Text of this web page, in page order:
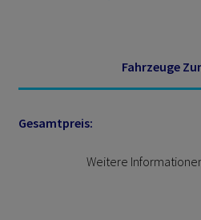
Fahrzeuge
Gesamtpreis:
Weitere